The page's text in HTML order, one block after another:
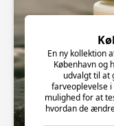
En ny kollektion
København og
udvalgt til at
farveoplevelse
mulighed for at
hvordan de